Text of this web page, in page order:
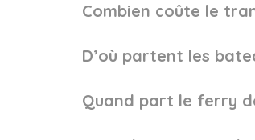
Combien coûte le
D’où partent les
Quand part le ferry